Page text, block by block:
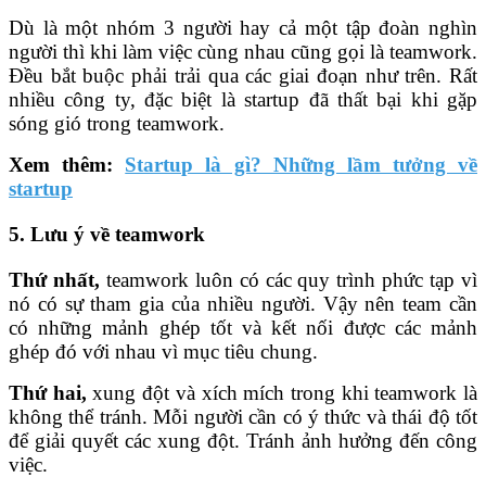
Dù là một nhóm 3 người hay cả một tập đoàn nghìn
người thì khi làm việc cùng nhau cũng gọi là teamwork.
Đều bắt buộc phải trải qua các giai đoạn như trên. Rất
nhiều công ty, đặc biệt là startup đã thất bại khi gặp
sóng gió trong teamwork.
Xem thêm: Startup là gì? Những lầm tưởng về
startup
5. Lưu ý về teamwork
Thứ nhất, teamwork luôn có các quy trình phức tạp vì
nó có sự tham gia của nhiều người. Vậy nên team cần
có những mảnh ghép tốt và kết nối được các mảnh
ghép đó với nhau vì mục tiêu chung.
Thứ hai, xung đột và xích mích trong khi teamwork là
không thể tránh. Mỗi người cần có ý thức và thái độ tốt
để giải quyết các xung đột. Tránh ảnh hưởng đến công
việc.